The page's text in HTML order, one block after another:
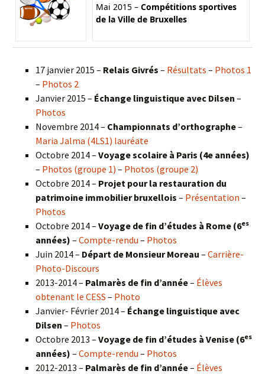
Mai 2015 – Compétitions sportives
de la Ville de Bruxelles
17 janvier 2015 – Relais Givrés – Résultats – Photos 1
– Photos 2
Janvier 2015 – Échange linguistique avec Dilsen –
Photos
Novembre 2014 – Championnats d’orthographe–
Maria Jalma (4LS1) lauréate
Octobre 2014 – Voyage scolaire à Paris (4e années)
– Photos (groupe 1) – Photos (groupe 2)
Octobre 2014 – Projet pour la restauration du
patrimoine immobilier bruxellois – Présentation –
Photos
Octobre 2014 – Voyage de fin d’études à Rome (6es
années) – Compte-rendu – Photos
Juin 2014 – Départ de Monsieur Moreau – Carrière-
Photo-Discours
2013-2014 – Palmarès de fin d’année– Élèves
obtenant le CESS – Photo
Janvier- Février 2014 – Échange linguistique avec
Dilsen – Photos
Octobre 2013 – Voyage de fin d’études à Venise (6es
années) – Compte-rendu – Photos
2012-2013 – Palmarès de fin d’année– Élèves